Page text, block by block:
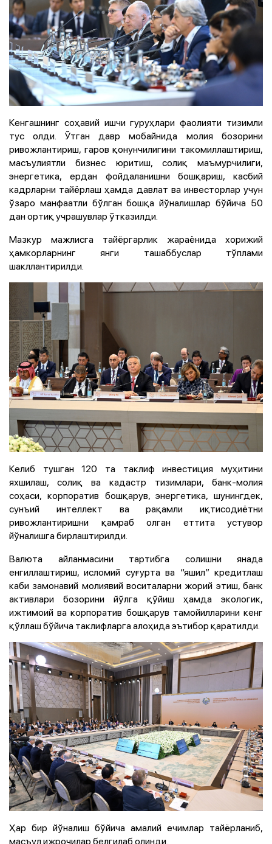
Кенгашнинг соҳавий ишчи гуруҳлари фаолияти тизимли
тус олди. Ўтган давр мобайнида молия бозорини
ривожлантириш, гаров қонунчилигини такомиллаштириш,
масъулиятли бизнес юритиш, солиқ маъмурчилиги,
энергетика, ердан фойдаланишни бошқариш, касбий
кадрларни тайёрлаш ҳамда давлат ва инвесторлар учун
ўзаро манфаатли бўлган бошқа йўналишлар бўйича 50
дан ортиқ учрашувлар ўтказилди.
Мазкур мажлисга тайёргарлик жараёнида хорижий
ҳамкорларнинг янги ташаббуслар тўплами
шакллантирилди.
Келиб тушган 120 та таклиф инвестиция муҳитини
яхшилаш, солиқ ва кадастр тизимлари, банк-молия
соҳаси, корпоратив бошқарув, энергетика, шунингдек,
сунъий интеллект ва рақамли иқтисодиётни
ривожлантиришни қамраб олган еттита устувор
йўналишга бирлаштирилди.
Валюта айланмасини тартибга солишни янада
енгиллаштириш, исломий суғурта ва “яшил” кредитлаш
каби замонавий молиявий воситаларни жорий этиш, банк
активлари бозорини йўлга қўйиш ҳамда экологик,
ижтимоий ва корпоратив бошқарув тамойилларини кенг
қўллаш бўйича таклифларга алоҳида эътибор қаратилди.
Ҳар бир йўналиш бўйича амалий ечимлар тайёрланиб,
масъул ижрочилар белгилаб олинди.